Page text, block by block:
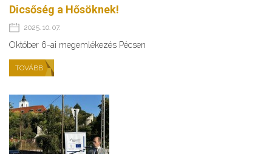
Dicsőség a Hősöknek!
2025. 10. 07.
Október 6-ai megemlékezés Pécsen
TOVÁBB